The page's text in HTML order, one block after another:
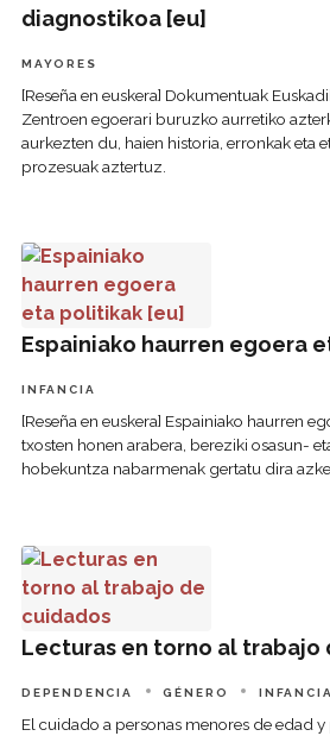
diagnostikoa [eu]
MAYORES
[Reseña en euskera] Dokumentuak
Zentroen egoerari buruzko aurretiko
aurkezten du, haien historia, erronkak eta
prozesuak aztertuz.
Espainiako haurren egoera
INFANCIA
[Reseña en euskera] Espainiako haurren
txosten honen arabera, bereziki osasun-
hobekuntza nabarmenak gertatu dira
Espainiako haurren egoera eta
Lecturas en torno al trabajo
DEPENDENCIA GÉNERO INFANCIA
El cuidado a personas menores de edad
Lecturas en torno al trabajo de